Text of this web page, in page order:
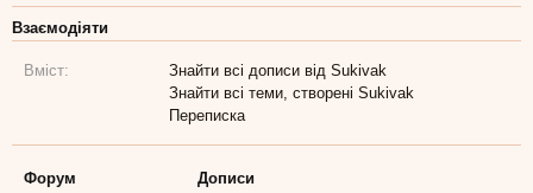
Взаємодіяти
Вміст:
Знайти всі дописи від Sukivak
Знайти всі теми, створені Sukivak
Переписка
Форум
Дописи